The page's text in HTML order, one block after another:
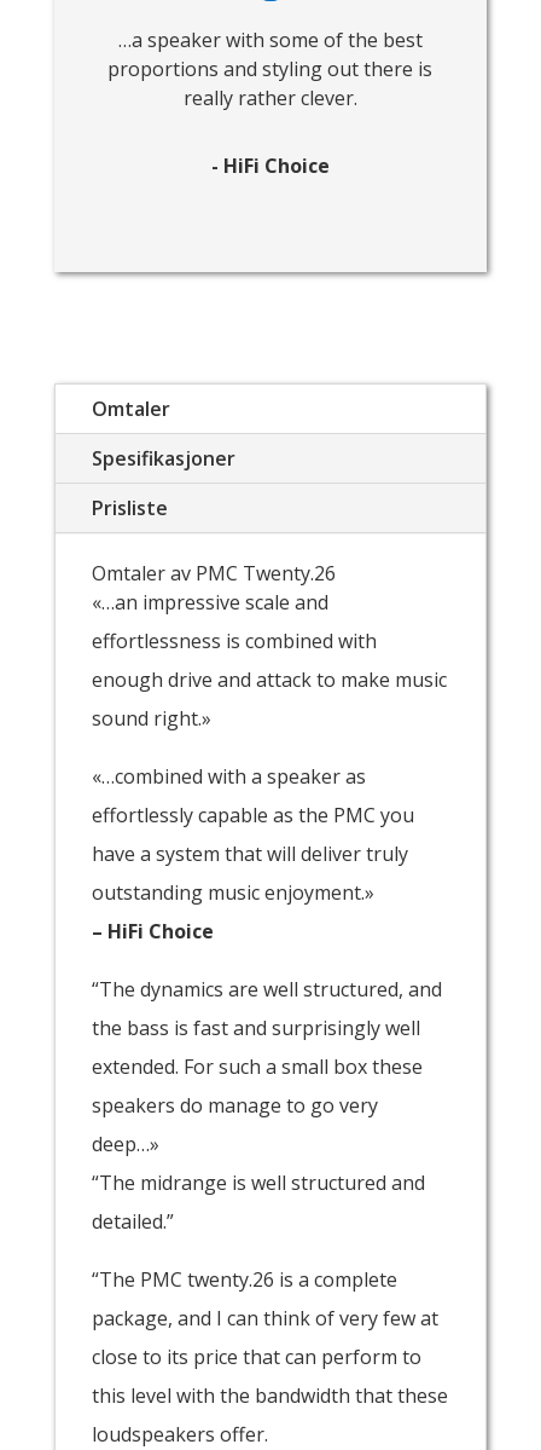
…a speaker with some of the best
proportions and styling out there is
really rather clever.
- HiFi Choice
Omtaler
Spesifikasjoner
Prisliste
Omtaler av PMC Twenty.26
«…an impressive scale and
effortlessness is combined with
enough drive and attack to make music
sound right.»
«…combined with a speaker as
effortlessly capable as the PMC you
have a system that will deliver truly
outstanding music enjoyment.»
– HiFi Choice
“The dynamics are well structured, and
the bass is fast and surprisingly well
extended. For such a small box these
speakers do manage to go very
deep…»
“The midrange is well structured and
detailed.”
“The PMC twenty.26 is a complete
package, and I can think of very few at
close to its price that can perform to
this level with the bandwidth that these
loudspeakers offer.